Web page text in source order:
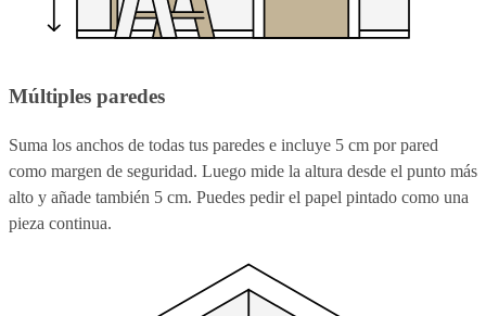
Múltiples paredes
Suma los anchos de todas tus paredes e incluye 5 cm por pared
como margen de seguridad. Luego mide la altura desde el punto más
alto y añade también 5 cm. Puedes pedir el papel pintado como una
pieza continua.